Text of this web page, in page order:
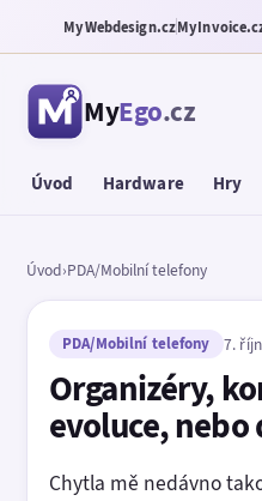
MyWebdesign.cz
MyEgo.cz
Úvod Hardware Hry
Úvod›PDA/Mobilní telefony
PDA/Mobilní telefony 7.
Organizéry,
evoluce, nebo
Chytla mě nedávno